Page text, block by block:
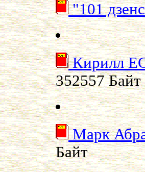
"101
Кирилл
352557 Байт
Марк
Байт